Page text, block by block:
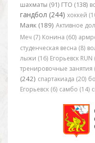
шахматы (91) ГТО (138)
гандбол (244) хоккей
Маяк (189) Активное
Меч (7) Конина (60)
студенческая весна (8)
лыжи (16) Егорьевск RUN
тренировочные занятия
(242) спартакиада (20)
Егорьевск (6) самбо (14)